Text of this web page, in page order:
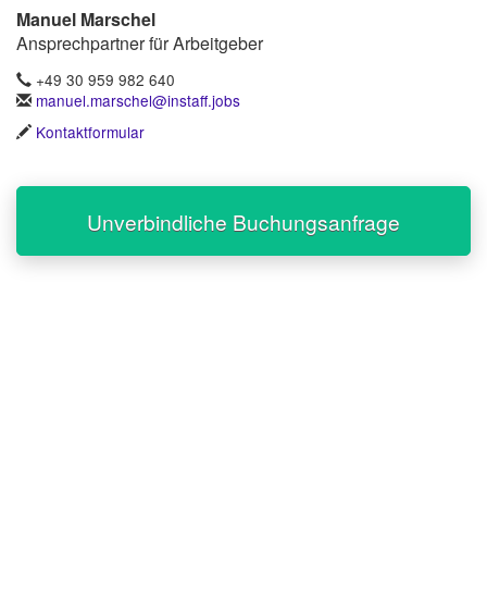
Manuel Marschel
Ansprechpartner für Arbeitgeber
+49 30 959 982 640
manuel.marschel@instaff.jobs
Kontaktformular
Unverbindliche Buchungsanfrage